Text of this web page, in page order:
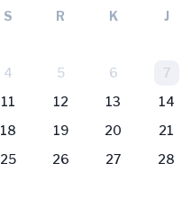
S R K J
4 5 6 7
11 12 13 14
18 19 20 21
25 26 27 28